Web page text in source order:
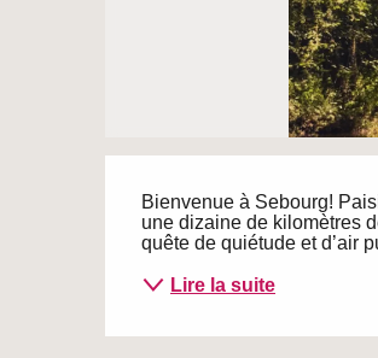
Bienvenue à Sebourg!
une dizaine de kilomètres
quête de quiétude et d’air
Lire la suite